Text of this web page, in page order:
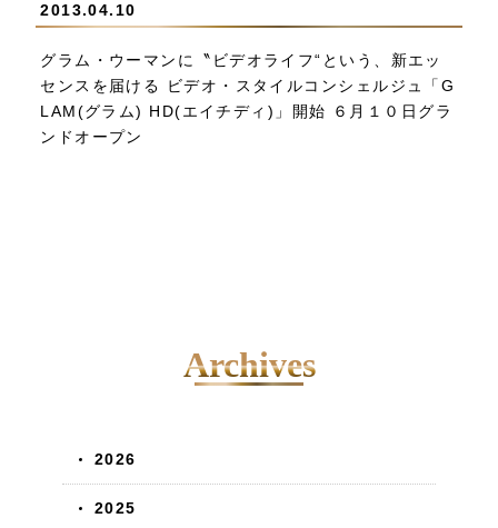
2013.04.10
グラム・ウーマンに〝ビデオライフ“という、新エッ
センスを届ける ビデオ・スタイルコンシェルジュ「G
LAM(グラム) HD(エイチディ)」開始 ６月１０日グラ
ンドオープン
Archives
2026
2025